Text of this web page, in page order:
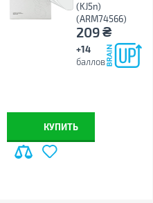
(KJ5n)
(ARM74566)
209₴
+14
баллов
КУПИТЬ